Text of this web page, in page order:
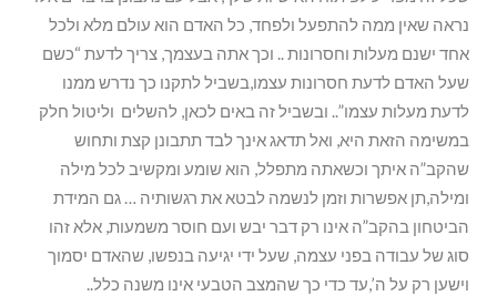
נראה שאין ממה להתפעל ולפחד, כל האדם הוא עולם מלא ולכל
אחד ישנם מעלות וחסרונות .. וכך אתה בעצמך, צריך לדעת “כשם
שעל האדם לדעת חסרונות עצמו,בשביל לתקנו כך נדרש ממנו
לדעת מעלות עצמו”.. ובשביל זה באים לכאן, להשלים וליטול חלק
במשימה הזאת היא, ואל תדאג אינך לבד תתבונן קצת ותחוש
שהקב”ה איתך וכשאתה מתפלל, הוא שומע ומקשיב לכל מילה
ומילה,תן אפשרות וזמן לנשמה לבטא את רגשותיה … גם המידת
הביטחון בהקב”ה אינו רק דבר יבש ועם חוסר משמעות, אלא זהו
סוג של עבודה בפני עצמה, שעל ידי יגיעה בנפשו, שהאדם יסמוך
וישען רק על ה’,עד כדי כך שהמצב הטבעי אינו משנה כלל..